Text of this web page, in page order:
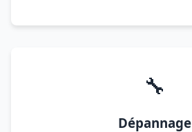
🔧
Dépannage